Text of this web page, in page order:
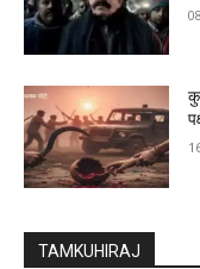
TAMKUHIRAJ